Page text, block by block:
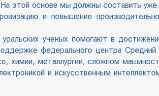
этой основе мы должны составить уже
и повышение
ученых помогают в
федерального центра
химии, металлургии, сложном
и искусственным